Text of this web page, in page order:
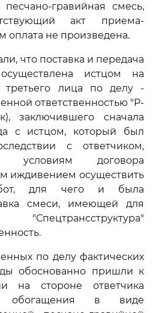
гравийная смесь,
акт приема-
оплата не произведена.
что поставка и передача
истцом на
третьего лица по делу -
ответственностью "Р-
заключившего сначала
с истцом, который был
с ответчиком,
договора
иждивением осуществить
для чего и была
смеси, имеющей для
по делу фактических
обоснованно пришли к
на стороне ответчика
обогащения в виде